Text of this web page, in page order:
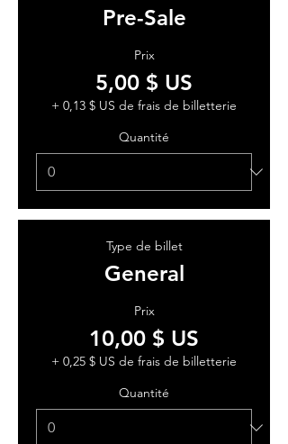
Pre-Sale
Prix
5,00 $ US
+ 0,13 $ US de frais de billetterie
Quantité
Type de billet
General
Prix
10,00 $ US
+ 0,25 $ US de frais de billetterie
Quantité